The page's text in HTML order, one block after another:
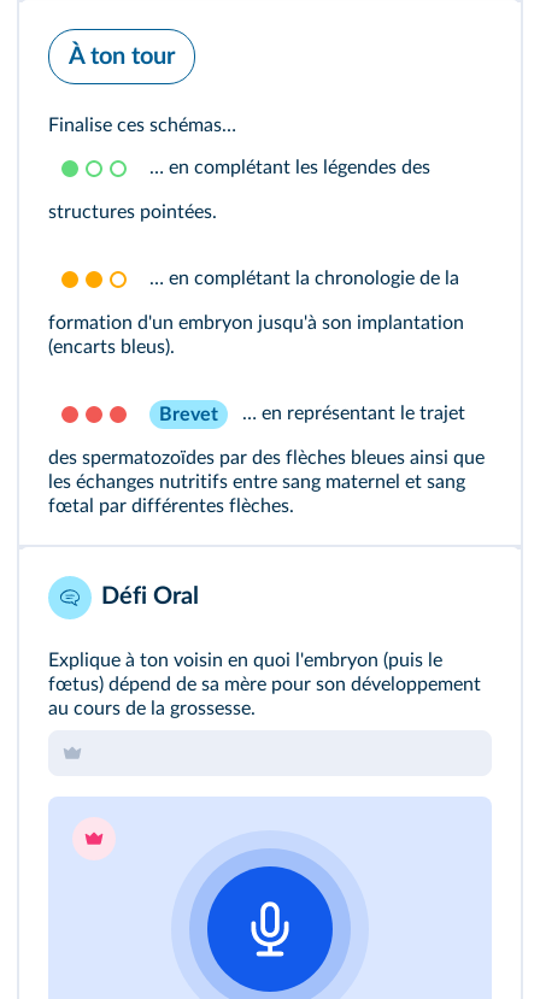
Genially
Accéder au module
À ton tour
Finalise ces schémas…
… en complétant les légendes des
structures pointées.
… en complétant la chronologie de la
formation d'un embryon jusqu'à son implantation
(encarts bleus).
Brevet … en représentant le trajet
des spermatozoïdes par des flèches bleues ainsi que
les échanges nutritifs entre sang maternel et sang
fœtal par différentes flèches.
Défi Oral
Explique à ton voisin en quoi l'embryon (puis le
fœtus) dépend de sa mère pour son développement
au cours de la grossesse.